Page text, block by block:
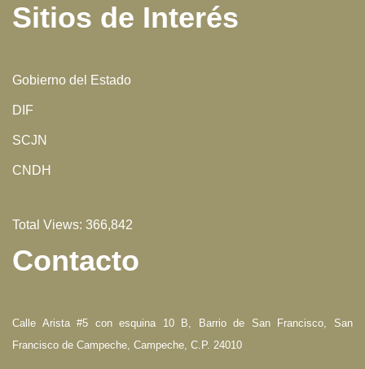
Sitios de Interés
Gobierno del Estado
DIF
SCJN
CNDH
Total Views: 366,842
Contacto
Calle Arista #5 con esquina 10 B, Barrio de San Francisco, San
Francisco de Campeche, Campeche, C.P. 24010